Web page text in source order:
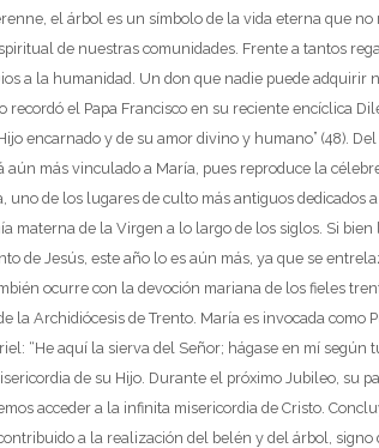
el árbol es un símbolo de la vida eterna que
de nuestras comunidades. Frente a tantos
a la humanidad. Un don que nadie puede adquirir
recordó el Papa Francisco en su reciente encíclica
encarnado y de su amor divino y humano” (48). Del
más vinculado a María, pues reproduce la
de los lugares de culto más antiguos dedicados
materna de la Virgen a lo largo de los siglos. Si bien
de Jesús, este año lo es aún más, ya que se
ocurre con la devoción mariana de los fieles
la Archidiócesis de Trento. María es invocada como
“He aquí la sierva del Señor; hágase en mí según
de su Hijo. Durante el próximo Jubileo, su
acceder a la infinita misericordia de Cristo.
a la realización del belén y del árbol, signo